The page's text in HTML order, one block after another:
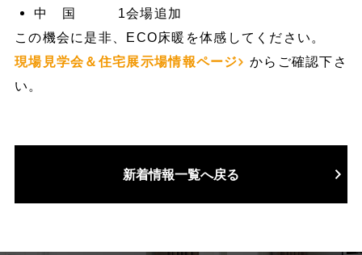
中 国 1会場追加
この機会に是非、ECO床暖を体感してください。
現場見学会＆住宅展示場情報ページ
からご確認下さ
い。
新着情報一覧へ戻る